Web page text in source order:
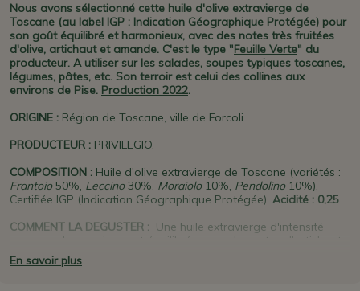
Nous avons sélectionné cette huile d'olive extravierge de
Toscane (au label IGP : Indication Géographique Protégée) pour
son goût équilibré et harmonieux, avec des notes très fruitées
d'olive, artichaut et amande. C'est le type "Feuille Verte" du
producteur. A utiliser sur les salades, soupes typiques toscanes,
légumes, pâtes, etc. Son terroir est celui des collines aux
environs de Pise. Production 2022.
ORIGINE : Région de Toscane, ville de Forcoli.
PRODUCTEUR : PRIVILEGIO.
COMPOSITION : Huile d'olive extravierge de Toscane (variétés :
Frantoio50%, Leccino30%, Moraiolo10%, Pendolino10%).
Certifiée IGP (Indication Géographique Protégée). Acidité : 0,25.
COMMENT LA DEGUSTER : Une huile extravierge d'intensité
moyenne, harmonieuse et équilibrée avec des notes d'artichauts,
amandes et noix
typiques de Toscane : soupes (Ribollita), légumes, bruschette de
En savoir plus